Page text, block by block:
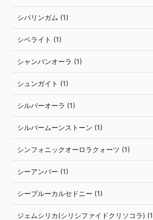
シバリンガム (1)
シベライト (1)
シャンパンオーラ (1)
シュンガイト (1)
シルバーオーラ (1)
シルバームーンストーン (1)
シンフォニックオーロラクォーツ (1)
シーアンバー (1)
シーブルーカルセドニー (1)
ジェムシリカ(シリシファイドクリソコラ)